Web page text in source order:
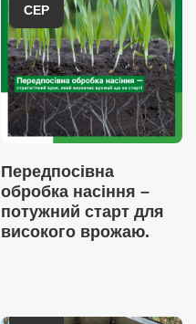
СЕР
Передпосівна
обробка насіння –
потужний старт для
високого врожаю.